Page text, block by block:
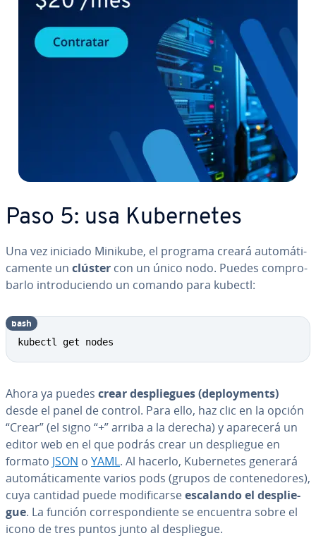
Paso 5: usa Ku­be­r­ne­tes
Una vez iniciado Minikube, el programa creará au­to­má­ti­
ca­me­n­te un clúster con un único nodo. Puedes co­m­pro­
bar­lo in­tro­du­cie­n­do un comando para kubectl:
kubectl get nodes
bash
Ahora ya puedes crear de­s­plie­gues (de­plo­y­me­nts)
desde el panel de control. Para ello, haz clic en la opción
“Crear” (el signo “+” arriba a la derecha) y aparecerá un
editor web en el que podrás crear un de­s­plie­gue en
formato JSON o YAML. Al hacerlo, Ku­be­r­ne­tes generará
au­to­má­ti­ca­me­n­te varios pods (grupos de co­n­te­ne­do­res),
cuya cantidad puede mo­di­fi­car­seescalando el de­s­plie­
gue. La función co­rre­s­po­n­die­n­te se encuentra sobre el
icono de tres puntos junto al de­s­plie­gue.